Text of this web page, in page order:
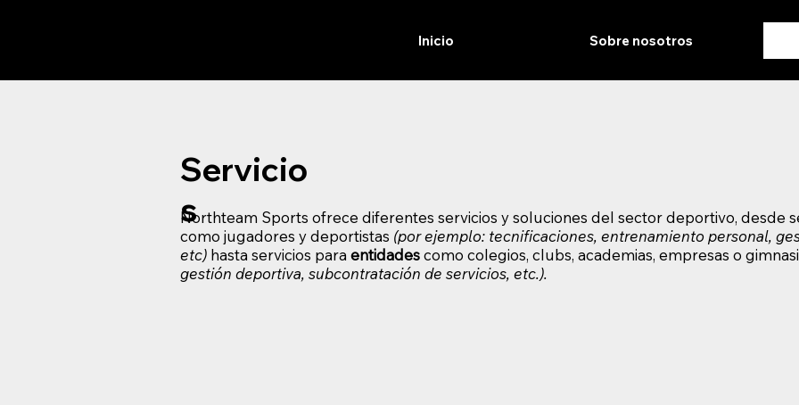
Inicio Sobre nosotros
Servicio
s
Northteam Sports ofrece diferentes servicios y soluciones del sector deportivo, desde
como jugadores y deportistas (por ejemplo: tecnificaciones, entrenamiento personal,
etc) hasta servicios para entidadescomo colegios, clubs, academias, empresas o
gestión deportiva, subcontratación de servicios, etc.).